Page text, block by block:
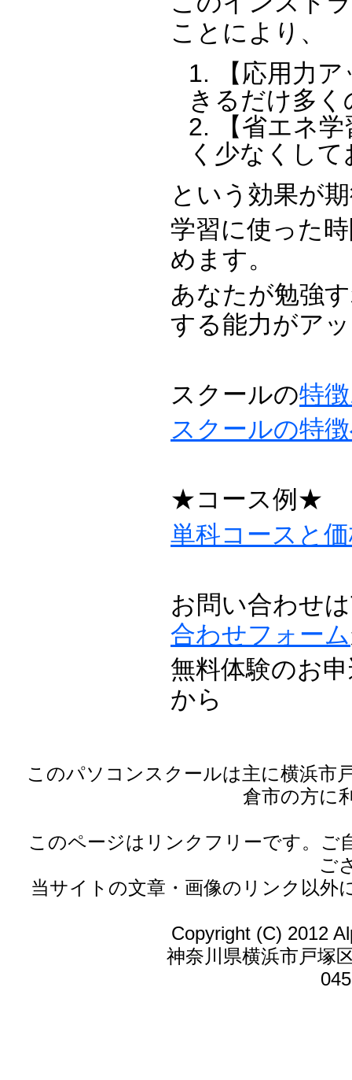
ことにより、
【応用力
きるだけ多
【省エネ
く少なくし
という効果が
学習に使った
めます。
あなたが勉強
する能力がア
スクールの特
スクールの特
★コース例★
単科コースと
お問い合わせ
合わせフォーム
無料体験のお
から
このパソコンスクールは主に横浜市
倉市の方に
このページはリンクフリーです。ご
ご
当サイトの文章・画像のリンク以外
Copyright (C) 2012
神奈川県横浜市戸塚